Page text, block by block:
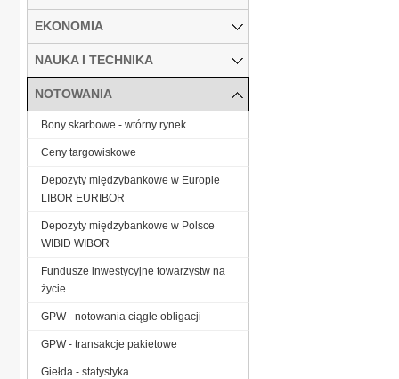
EKONOMIA
NAUKA I TECHNIKA
NOTOWANIA
Bony skarbowe - wtórny rynek
Ceny targowiskowe
Depozyty międzybankowe w Europie
LIBOR EURIBOR
Depozyty międzybankowe w Polsce
WIBID WIBOR
Fundusze inwestycyjne towarzystw na
życie
GPW - notowania ciągłe obligacji
GPW - transakcje pakietowe
Giełda - statystyka